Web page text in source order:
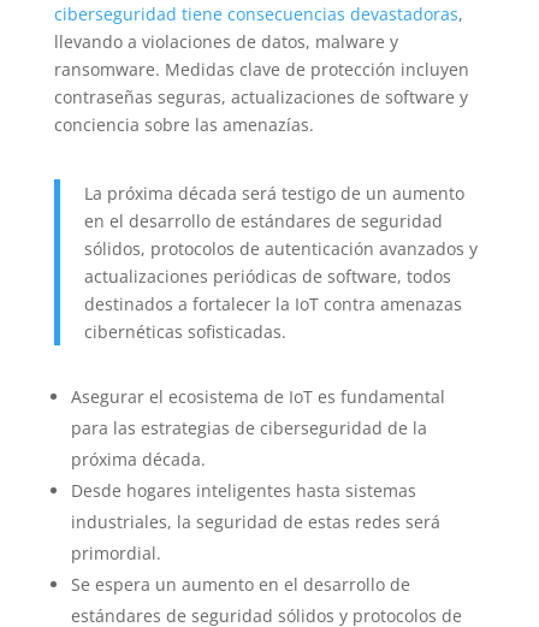
ciberseguridad tiene consecuencias devastadoras,
llevando a violaciones de datos, malware y
ransomware. Medidas clave de protección incluyen
contraseñas seguras, actualizaciones de software y
conciencia sobre las amenazías.
La próxima década será testigo de un aumento
en el desarrollo de estándares de seguridad
sólidos, protocolos de autenticación avanzados y
actualizaciones periódicas de software, todos
destinados a fortalecer la IoT contra amenazas
cibernéticas sofisticadas.
Asegurar el ecosistema de IoT es fundamental
para las estrategias de ciberseguridad de la
próxima década.
Desde hogares inteligentes hasta sistemas
industriales, la seguridad de estas redes será
primordial.
Se espera un aumento en el desarrollo de
estándares de seguridad sólidos y protocolos de